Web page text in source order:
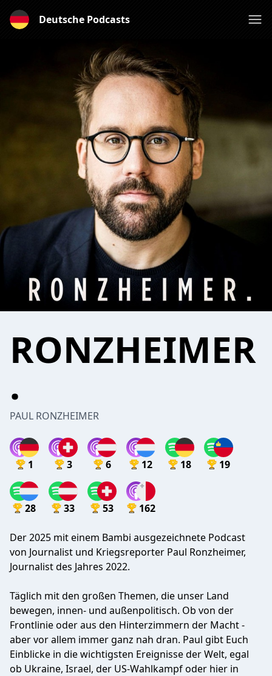
Deutsche Podcasts
RONZHEIMER
.
PAUL RONZHEIMER
1 3 6 12 18 19
28 33 53 162
Der 2025 mit einem Bambi ausgezeichnete Podcast
von Journalist und Kriegsreporter Paul Ronzheimer,
Journalist des Jahres 2022.
Täglich mit den großen Themen, die unser Land
bewegen, innen- und außenpolitisch. Ob von der
Frontlinie oder aus den Hinterzimmern der Macht -
aber vor allem immer ganz nah dran. Paul gibt Euch
Einblicke in die wichtigsten Ereignisse der Welt, egal
ob Ukraine, Israel, der US-Wahlkampf oder hier in